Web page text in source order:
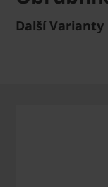
Další Varianty